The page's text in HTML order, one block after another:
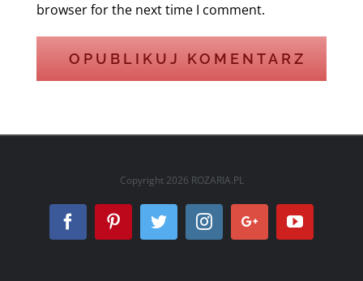
browser for the next time I comment.
Copyright 2026 ROZARIA.PL
FacebookPinterestTwitterInstagramGoogle+YouTube